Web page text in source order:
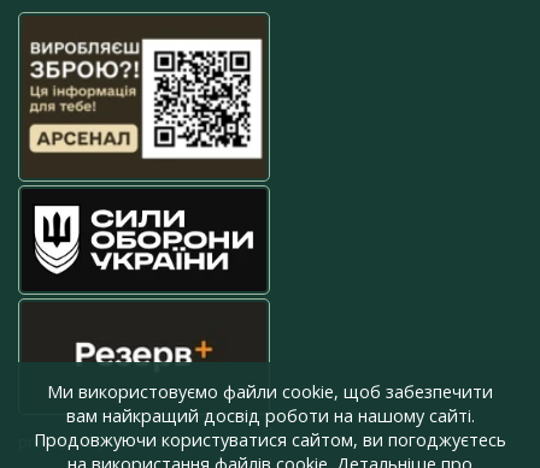
press@armyinform.com.ua
Ми використовуємо файли cookie, щоб забезпечити
вам найкращий досвід роботи на нашому сайті.
Продовжуючи користуватися сайтом, ви погоджуєтесь